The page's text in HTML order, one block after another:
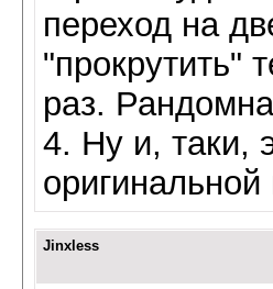
переход на
"прокрутить"
раз.
4. Ну и, таки,
оригинальной
Jinxless